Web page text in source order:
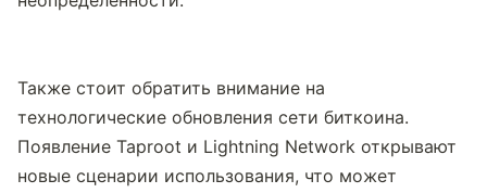
Также стоит обратить внимание на
технологические обновления сети биткоина.
Появление Taproot и Lightning Network открывают
новые сценарии использования, что может